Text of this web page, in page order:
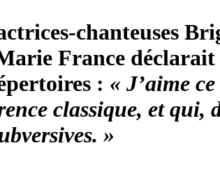
chanteuses
France déclarait
: « J’aime
classique, et qui,
»